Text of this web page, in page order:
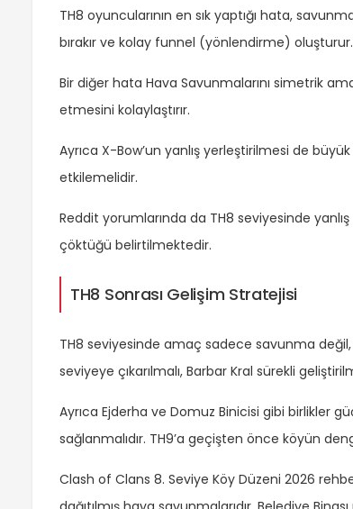
TH8 oyuncularının en sık yaptığı hata,
bırakır ve kolay funnel (yönlendirme) oluşturur.
Bir diğer hata Hava Savunmalarını simetrik
etmesini kolaylaştırır.
Ayrıca X-Bow’un yanlış yerleştirilmesi de
etkilemelidir.
Reddit yorumlarında da TH8 seviyesinde
çöktüğü belirtilmektedir.
TH8 Sonrası Gelişim Stratejisi
TH8 seviyesinde amaç sadece savunma değil,
seviyeye çıkarılmalı, Barbar Kral sürekli
Ayrıca Ejderha ve Domuz Binicisi gibi birlikler
sağlanmalıdır. TH9’a geçişten önce köyün
Clash of Clans 8. Seviye Köy Düzeni 2026